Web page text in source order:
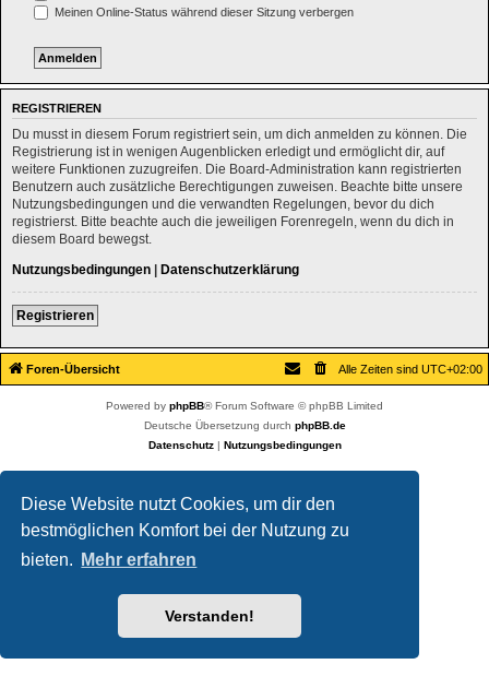
Diese Website nutzt Cookies, um dir den
bestmöglichen Komfort bei der Nutzung zu
bieten.
Mehr erfahren
Verstanden!
Meinen Online-Status während dieser Sitzung verbergen
REGISTRIEREN
Du musst in diesem Forum registriert sein, um dich anmelden zu können. Die
Registrierung ist in wenigen Augenblicken erledigt und ermöglicht dir, auf
weitere Funktionen zuzugreifen. Die Board-Administration kann registrierten
Benutzern auch zusätzliche Berechtigungen zuweisen. Beachte bitte unsere
Nutzungsbedingungen und die verwandten Regelungen, bevor du dich
registrierst. Bitte beachte auch die jeweiligen Forenregeln, wenn du dich in
diesem Board bewegst.
Nutzungsbedingungen | Datenschutzerklärung
Registrieren
Foren-Übersicht Alle Zeiten sind UTC+02:00
Powered by phpBB® Forum Software © phpBB Limited
Deutsche Übersetzung durch phpBB.de
Datenschutz| Nutzungsbedingungen